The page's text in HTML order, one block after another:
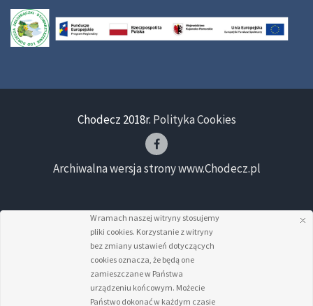
Chodecz 2018r. Polityka Cookies
Archiwalna wersja strony www.Chodecz.pl
W ramach naszej witryny stosujemy
pliki cookies. Korzystanie z witryny
bez zmiany ustawień dotyczących
cookies oznacza, że będą one
zamieszczane w Państwa
urządzeniu końcowym. Możecie
Państwo dokonać w każdym czasie